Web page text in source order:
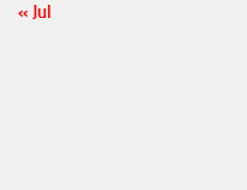
« Jul